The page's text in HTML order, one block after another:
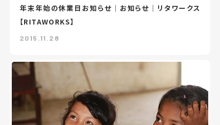
年末年始の休業日お知らせ｜お知らせ｜リタワークス
【RITAWORKS】
2015.11.28